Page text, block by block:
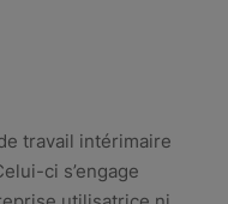
travail intérimaire
ci s’engage